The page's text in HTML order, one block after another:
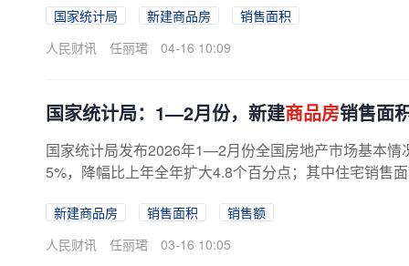
国家统计局 新建商品房
销售面积
人民财讯
任丽珺 04-16 10:09
国家统计局：1—2月份，新建商品房销售面
国家统计局发布2026年1—2月份全国房地产市场基本
5%，降幅比上年全年扩大4.8个百分点；其中住宅销售
新建商品房 销售面积
销售额
人民财讯
任丽珺 03-16 10:05